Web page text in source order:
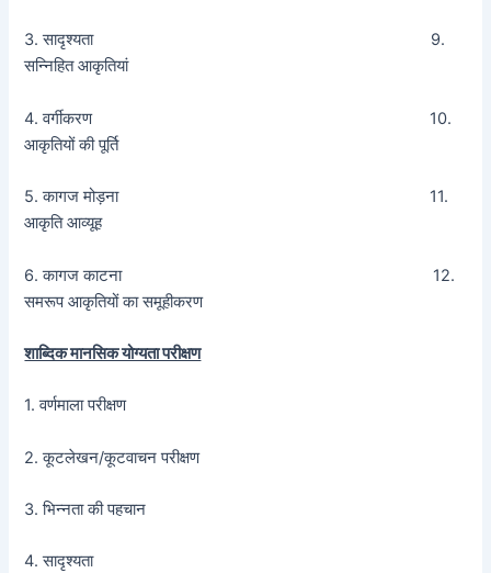
3. सादृश्यता 9.
सन्निहित आकृतियां
4. वर्गीकरण 10.
आकृतियों की पूर्ति
5. कागज मोड़ना 11.
आकृति आव्यूह
6. कागज काटना 12.
समरूप आकृतियों का समूहीकरण
शाब्दिक मानसिक योग्यता परीक्षण
1. वर्णमाला परीक्षण
2. कूटलेखन/कूटवाचन परीक्षण
3. भिन्नता की पहचान
4. सादृश्यता